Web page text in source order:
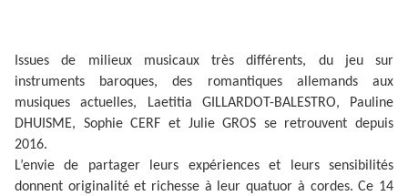
Issues de milieux musicaux très différents, du jeu sur
instruments baroques, des romantiques allemands aux
musiques actuelles, Laetitia GILLARDOT-BALESTRO, Pauline
DHUISME, Sophie CERF et Julie GROS se retrouvent depuis
2016.
L’envie de partager leurs expériences et leurs sensibilités
donnent originalité et richesse à leur quatuor à cordes. Ce 14